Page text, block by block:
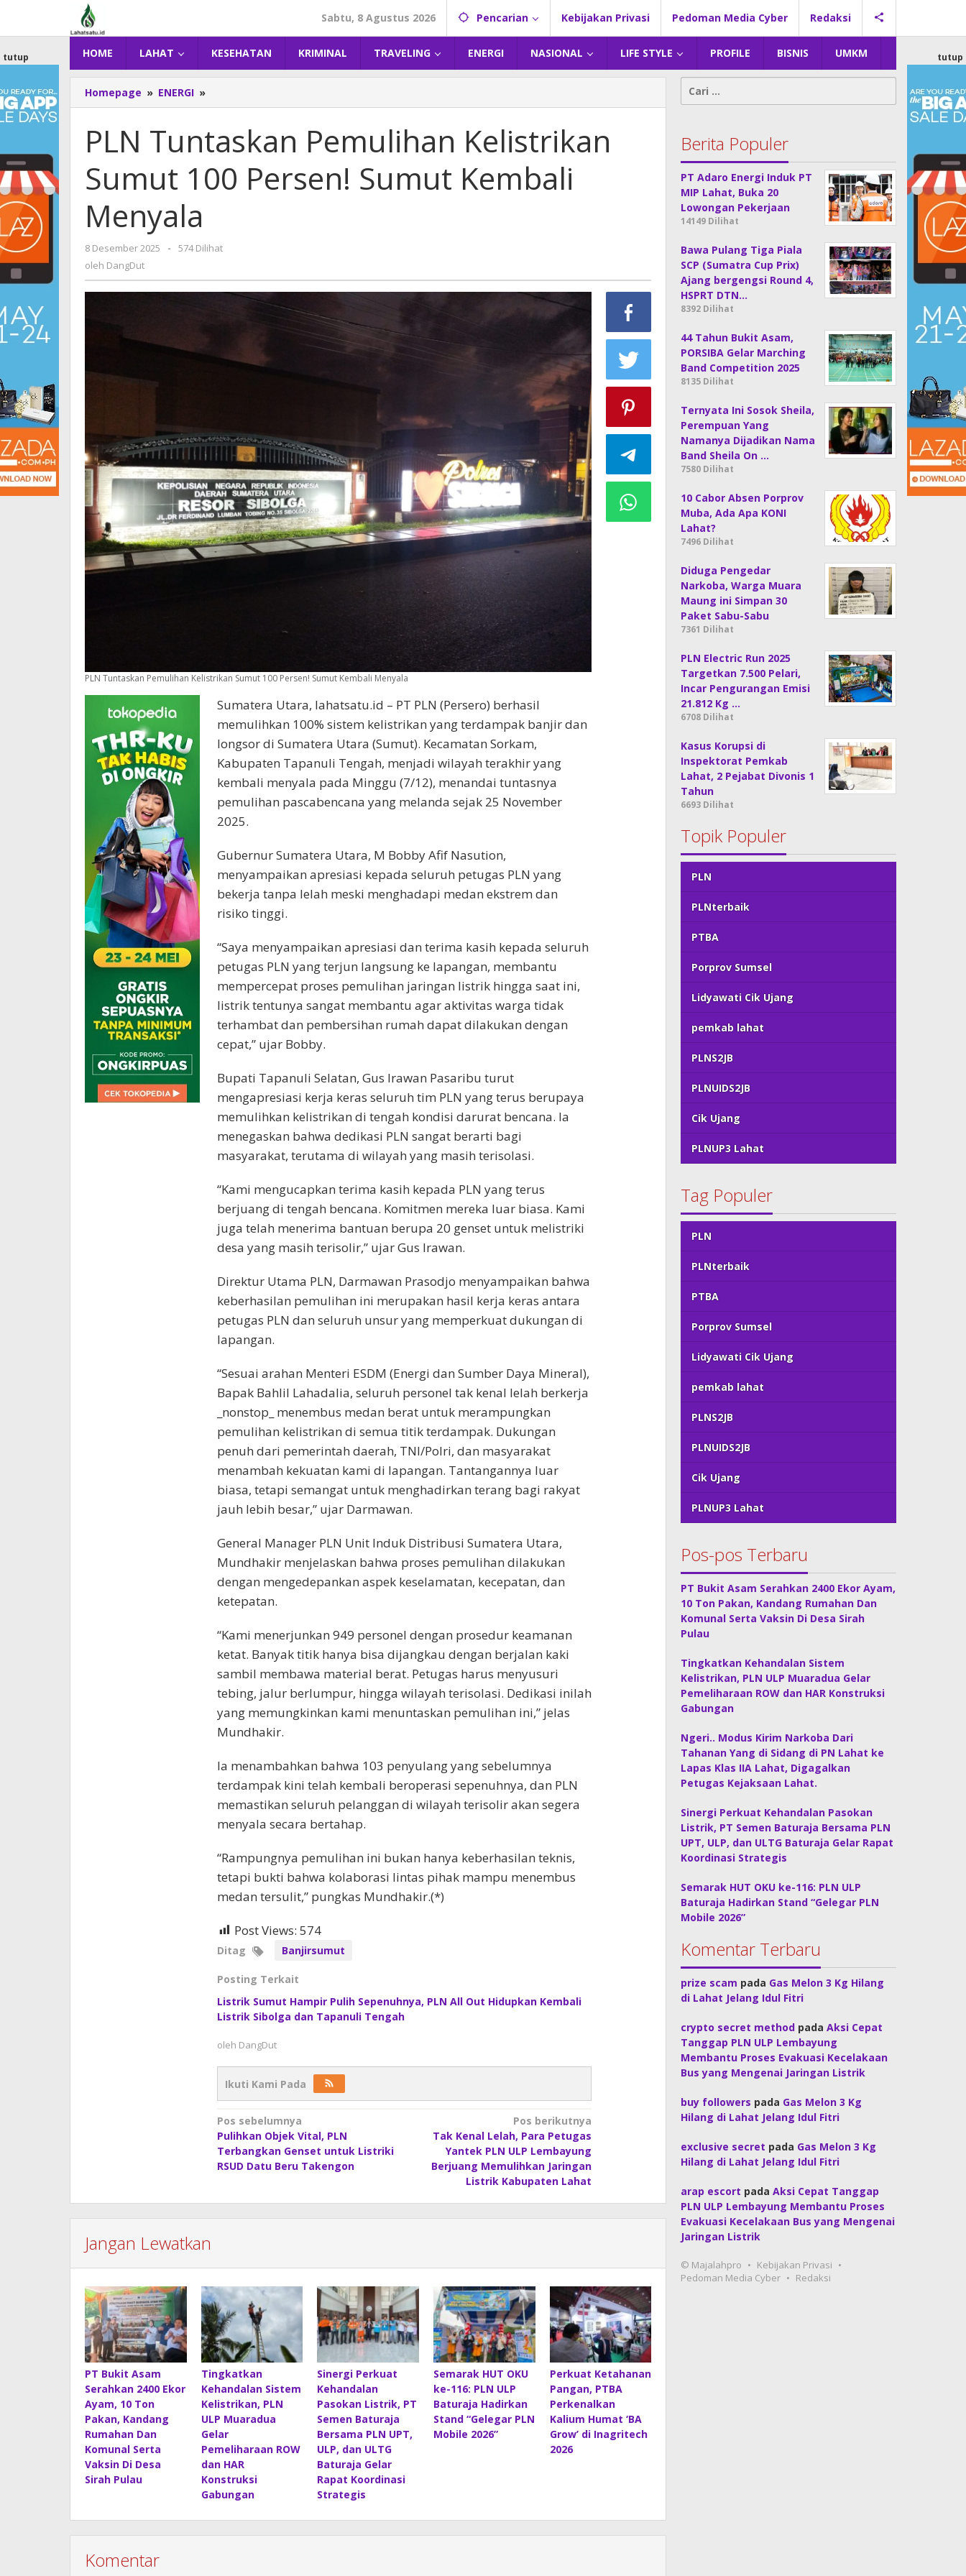
konten
Sabtu, 8 Agustus 2026 Pencarian Kebijakan Privasi Pedoman Media Cyber Redaksi
HOME LAHAT KESEHATAN KRIMINAL TRAVELING ENERGI NASIONAL LIFE STYLE PROFILE BISNIS UMKM
tutup tutup
Homepage » ENERGI »
Tuntaskan
Kelistrikan
Sumut
100
Persen!
PLN Tuntaskan Pemulihan Kelistrikan
Sumut 100 Persen! Sumut Kembali
Menyala
8 Desember 2025
oleh
-
574 Dilihat
oleh DangDut
PLN Tuntaskan Pemulihan Kelistrikan Sumut 100 Persen! Sumut Kembali Menyala
Sumatera Utara, lahatsatu.id – PT PLN (Persero) berhasil
memulihkan 100% sistem kelistrikan yang terdampak banjir dan
longsor di Sumatera Utara (Sumut). Kecamatan Sorkam,
Kabupaten Tapanuli Tengah, menjadi wilayah terakhir yang
kembali menyala pada Minggu (7/12), menandai tuntasnya
pemulihan pascabencana yang melanda sejak 25 November
2025.
Gubernur Sumatera Utara, M Bobby Afif Nasution,
menyampaikan apresiasi kepada seluruh petugas PLN yang
bekerja tanpa lelah meski menghadapi medan ekstrem dan
risiko tinggi.
“Saya menyampaikan apresiasi dan terima kasih kepada seluruh
petugas PLN yang terjun langsung ke lapangan, membantu
mempercepat proses pemulihan jaringan listrik hingga saat ini,
listrik tentunya sangat membantu agar aktivitas warga tidak
terhambat dan pembersihan rumah dapat dilakukan dengan
cepat,” ujar Bobby.
Bupati Tapanuli Selatan, Gus Irawan Pasaribu turut
mengapresiasi kerja keras seluruh tim PLN yang terus berupaya
memulihkan kelistrikan di tengah kondisi darurat bencana. Ia
menegaskan bahwa dedikasi PLN sangat berarti bagi
masyarakat, terutama di wilayah yang masih terisolasi.
“Kami mengucapkan terima kasih kepada PLN yang terus
berjuang di tengah bencana. Komitmen mereka luar biasa. Kami
juga telah menerima bantuan berupa 20 genset untuk melistriki
desa yang masih terisolir,” ujar Gus Irawan.
Direktur Utama PLN, Darmawan Prasodjo menyampaikan bahwa
keberhasilan pemulihan ini merupakan hasil kerja keras antara
petugas PLN dan seluruh unsur yang memperkuat dukungan di
lapangan.
“Sesuai arahan Menteri ESDM (Energi dan Sumber Daya Mineral),
Bapak Bahlil Lahadalia, seluruh personel tak kenal lelah berkerja
_nonstop_ menembus medan berat untuk merampungkan
pemulihan kelistrikan di semua titik terdampak. Dukungan
penuh dari pemerintah daerah, TNI/Polri, dan masyarakat
menambah kekuatan kami di lapangan. Tantangannya luar
biasa, tetapi semangat untuk menghadirkan terang bagi rakyat
jauh lebih besar,” ujar Darmawan.
General Manager PLN Unit Induk Distribusi Sumatera Utara,
Mundhakir menjelaskan bahwa proses pemulihan dilakukan
dengan mengedepankan aspek keselamatan, kecepatan, dan
ketepatan.
“Kami menerjunkan 949 personel dengan prosedur keamanan
ketat. Banyak titik hanya bisa dijangkau dengan berjalan kaki
sambil membawa material berat. Petugas harus menyusuri
tebing, jalur berlumpur, hingga wilayah terisolasi. Dedikasi inilah
yang memungkinkan kami menuntaskan pemulihan ini,” jelas
Mundhakir.
Ia menambahkan bahwa 103 penyulang yang sebelumnya
terdampak kini telah kembali beroperasi sepenuhnya, dan PLN
memastikan seluruh pelanggan di wilayah terisolir akan segera
menyala secara bertahap.
“Rampungnya pemulihan ini bukan hanya keberhasilan teknis,
tetapi bukti bahwa kolaborasi lintas pihak mampu menembus
medan tersulit,” pungkas Mundhakir.(*)
Post Views: 574
Ditag Banjirsumut
Posting Terkait
Listrik Sumut Hampir Pulih Sepenuhnya, PLN All Out Hidupkan Kembali
Listrik Sibolga dan Tapanuli Tengah
oleh DangDut
Ikuti Kami Pada
Navigasi
pos
Pos sebelumnya
Pulihkan Objek Vital, PLN
Terbangkan Genset untuk Listriki
RSUD Datu Beru Takengon
Pos berikutnya
Tak Kenal Lelah, Para Petugas
Yantek PLN ULP Lembayung
Berjuang Memulihkan Jaringan
Listrik Kabupaten Lahat
Jangan Lewatkan
PT Bukit Asam
Serahkan 2400 Ekor
Ayam, 10 Ton
Pakan, Kandang
Rumahan Dan
Komunal Serta
Vaksin Di Desa
Sirah Pulau
Tingkatkan
Kehandalan Sistem
Kelistrikan, PLN
ULP Muaradua
Gelar
Pemeliharaan ROW
dan HAR
Konstruksi
Gabungan
Sinergi Perkuat
Kehandalan
Pasokan Listrik, PT
Semen Baturaja
Bersama PLN UPT,
ULP, dan ULTG
Baturaja Gelar
Rapat Koordinasi
Strategis
Semarak HUT OKU
ke-116: PLN ULP
Baturaja Hadirkan
Stand “Gelegar PLN
Mobile 2026”
Perkuat Ketahanan
Pangan, PTBA
Perkenalkan
Kalium Humat ‘BA
Grow’ di Inagritech
2026
Komentar
Cari
untuk:
Berita Populer
PT Adaro Energi Induk PT
MIP Lahat, Buka 20
Lowongan Pekerjaan
14149 Dilihat
Bawa Pulang Tiga Piala
SCP (Sumatra Cup Prix)
Ajang bergengsi Round 4,
HSPRT DTN…
8392 Dilihat
44 Tahun Bukit Asam,
PORSIBA Gelar Marching
Band Competition 2025
8135 Dilihat
Ternyata Ini Sosok Sheila,
Perempuan Yang
Namanya Dijadikan Nama
Band Sheila On …
7580 Dilihat
10 Cabor Absen Porprov
Muba, Ada Apa KONI
Lahat?
7496 Dilihat
Diduga Pengedar
Narkoba, Warga Muara
Maung ini Simpan 30
Paket Sabu-Sabu
7361 Dilihat
PLN Electric Run 2025
Targetkan 7.500 Pelari,
Incar Pengurangan Emisi
21.812 Kg …
6708 Dilihat
Kasus Korupsi di
Inspektorat Pemkab
Lahat, 2 Pejabat Divonis 1
Tahun
6693 Dilihat
Topik Populer
PLN
PLNterbaik
PTBA
Porprov Sumsel
Lidyawati Cik Ujang
pemkab lahat
PLNS2JB
PLNUIDS2JB
Cik Ujang
PLNUP3 Lahat
Tag Populer
PLN
PLNterbaik
PTBA
Porprov Sumsel
Lidyawati Cik Ujang
pemkab lahat
PLNS2JB
PLNUIDS2JB
Cik Ujang
PLNUP3 Lahat
Pos-pos Terbaru
PT Bukit Asam Serahkan 2400 Ekor Ayam,
10 Ton Pakan, Kandang Rumahan Dan
Komunal Serta Vaksin Di Desa Sirah
Pulau
Tingkatkan Kehandalan Sistem
Kelistrikan, PLN ULP Muaradua Gelar
Pemeliharaan ROW dan HAR Konstruksi
Gabungan
Ngeri.. Modus Kirim Narkoba Dari
Tahanan Yang di Sidang di PN Lahat ke
Lapas Klas IIA Lahat, Digagalkan
Petugas Kejaksaan Lahat.
Sinergi Perkuat Kehandalan Pasokan
Listrik, PT Semen Baturaja Bersama PLN
UPT, ULP, dan ULTG Baturaja Gelar Rapat
Koordinasi Strategis
Semarak HUT OKU ke-116: PLN ULP
Baturaja Hadirkan Stand “Gelegar PLN
Mobile 2026”
Komentar Terbaru
prize scam pada Gas Melon 3 Kg Hilang
di Lahat Jelang Idul Fitri
crypto secret method padaAksi Cepat
Tanggap PLN ULP Lembayung
Membantu Proses Evakuasi Kecelakaan
Bus yang Mengenai Jaringan Listrik
buy followers pada Gas Melon 3 Kg
Hilang di Lahat Jelang Idul Fitri
exclusive secret pada Gas Melon 3 Kg
Hilang di Lahat Jelang Idul Fitri
arap escort padaAksi Cepat Tanggap
PLN ULP Lembayung Membantu Proses
Evakuasi Kecelakaan Bus yang Mengenai
Jaringan Listrik
© Majalahpro
Kebijakan Privasi
Pedoman Media Cyber
Redaksi